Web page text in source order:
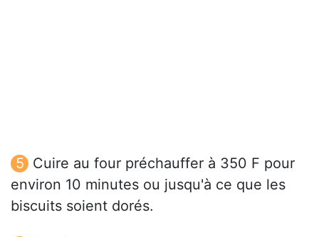
Cuire au four préchauffer à 350 F pour
environ 10 minutes ou jusqu'à ce que les
biscuits soient dorés.